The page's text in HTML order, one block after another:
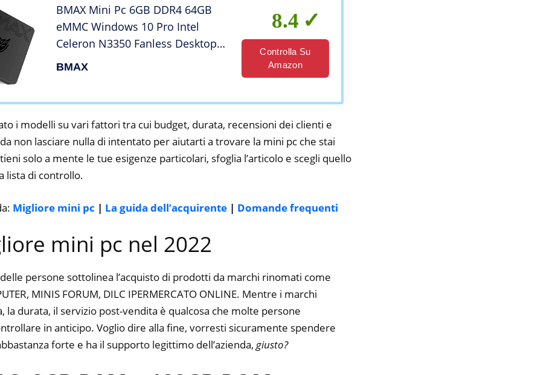
BMAX Mini Pc 6GB DDR4 64GB
eMMC Windows 10 Pro Intel
Celeron N3350 Fanless Desktop
Computer, 2.4G+5G Dual Band
Micro PC
BMAX
8.4
Controlla Su
Amazon
i modelli su vari fattori tra cui budget, durata, recensioni dei clienti e
non lasciare nulla di intentato per aiutarti a trovare la mini pc che stai
solo a mente le tue esigenze particolari, sfoglia l’articolo e scegli quello
lista di controllo.
Migliore mini pc | La guida dell’acquirente | Domande frequenti
mini pc nel 2022
persone sottolinea l’acquisto di prodotti da marchi rinomati come
MINIS FORUM, DILC IPERMERCATO ONLINE. Mentre i marchi
la durata, il servizio post-vendita è qualcosa che molte persone
in anticipo. Voglio dire alla fine, vorresti sicuramente spendere
forte e ha il supporto legittimo dell’azienda, giusto?